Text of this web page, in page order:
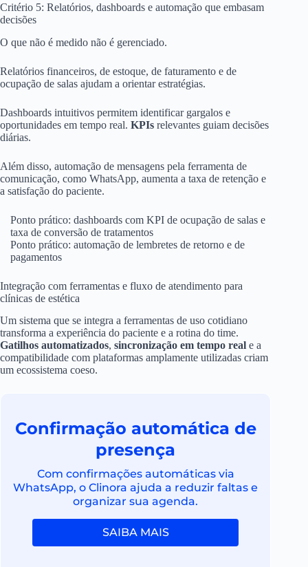
Critério 5: Relatórios, dashboards e automação que embasam
decisões
O que não é medido não é gerenciado.
Relatórios financeiros, de estoque, de faturamento e de
ocupação de salas ajudam a orientar estratégias.
Dashboards intuitivos permitem identificar gargalos e
oportunidades em tempo real. KPIs relevantes guiam decisões
diárias.
Além disso, automação de mensagens pela ferramenta de
comunicação, como WhatsApp, aumenta a taxa de retenção e
a satisfação do paciente.
Ponto prático: dashboards com KPI de ocupação de salas e
taxa de conversão de tratamentos
Ponto prático: automação de lembretes de retorno e de
pagamentos
Integração com ferramentas e fluxo de atendimento para
clínicas de estética
Um sistema que se integra a ferramentas de uso cotidiano
transforma a experiência do paciente e a rotina do time.
Gatilhos automatizados, sincronização em tempo real e a
compatibilidade com plataformas amplamente utilizadas criam
um ecossistema coeso.
Confirmação automática de
presença
Com confirmações automáticas via
WhatsApp, o Clinora ajuda a reduzir faltas e
organizar sua agenda.
SAIBA MAIS